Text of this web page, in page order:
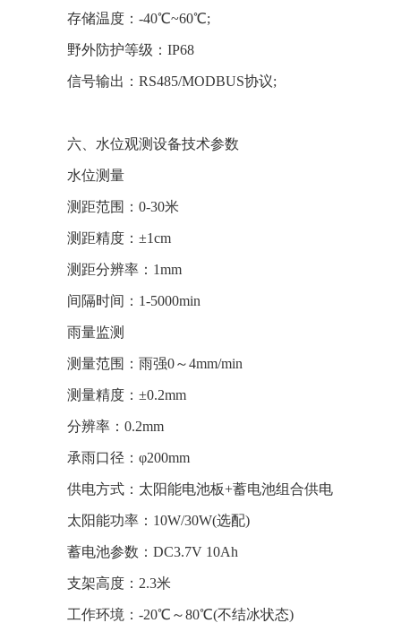
存储温度：-40℃~60℃;
野外防护等级：IP68
信号输出：RS485/MODBUS协议;
六、水位观测设备技术参数
水位测量
测距范围：0-30米
测距精度：±1cm
测距分辨率：1mm
间隔时间：1-5000min
雨量监测
测量范围：雨强0～4mm/min
测量精度：±0.2mm
分辨率：0.2mm
承雨口径：φ200mm
供电方式：太阳能电池板+蓄电池组合供电
太阳能功率：10W/30W(选配)
蓄电池参数：DC3.7V 10Ah
支架高度：2.3米
工作环境：-20℃～80℃(不结冰状态)